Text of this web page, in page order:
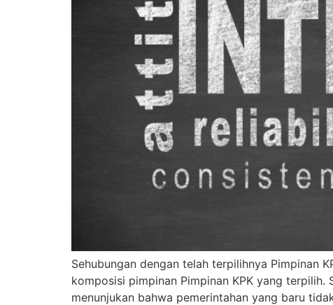
Sehubungan dengan telah terpilihnya Pimpinan
komposisi pimpinan Pimpinan KPK yang
menunjukan bahwa pemerintahan yang baru